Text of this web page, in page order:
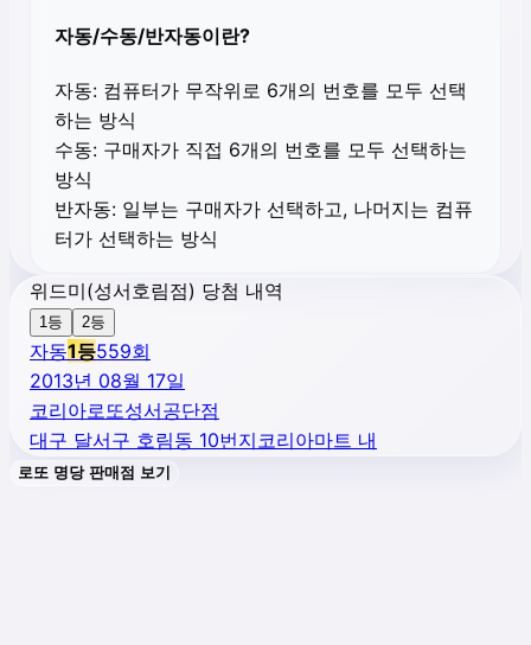
자동/수동/반자동이란?
자동: 컴퓨터가 무작위로 6개의 번호를 모두 선택
하는 방식
수동: 구매자가 직접 6개의 번호를 모두 선택하는
방식
반자동: 일부는 구매자가 선택하고, 나머지는 컴퓨
터가 선택하는 방식
위드미(성서호림점) 당첨 내역
1등 2등
자동1등559회
2013년 08월 17일
코리아로또성서공단점
대구 달서구 호림동 10번지코리아마트 내
로또 명당 판매점 보기